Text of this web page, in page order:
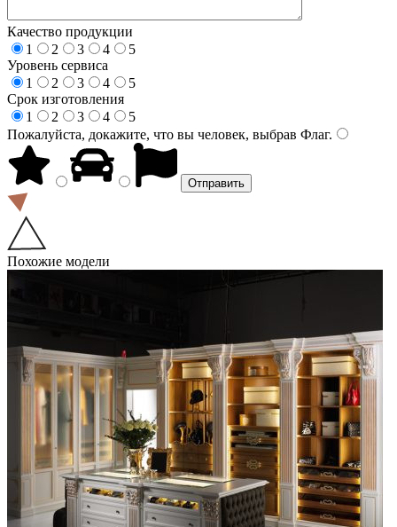
Качество продукции
1
2 3 4
5
Уровень сервиса
1
2 3 4
5
Срок изготовления
1
2 3 4
5
Пожалуйста, докажите, что вы человек, выбрав Флаг.
Похожие модели